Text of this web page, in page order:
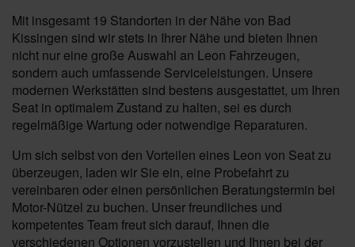
Mit insgesamt 19 Standorten in der Nähe von Bad
Kissingen sind wir stets in Ihrer Nähe und bieten Ihnen
nicht nur eine große Auswahl an Leon Fahrzeugen,
sondern auch umfassende Serviceleistungen. Unsere
modernen Werkstätten sind bestens ausgestattet, um Ihren
Seat in optimalem Zustand zu halten, sei es durch
regelmäßige Wartung oder notwendige Reparaturen.
Um sich selbst von den Vorteilen eines Leon von Seat zu
überzeugen, laden wir Sie ein, eine Probefahrt zu
vereinbaren oder einen persönlichen Beratungstermin bei
Motor-Nützel zu buchen. Unser freundliches und
kompetentes Team freut sich darauf, Ihnen die
verschiedenen Optionen vorzustellen und Ihnen bei der